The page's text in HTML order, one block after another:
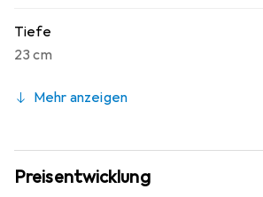
Tiefe
23 cm
Mehr anzeigen
Preisentwicklung